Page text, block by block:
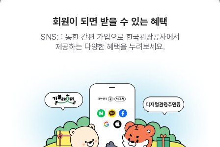
회원이 되면 받을 수 있는 혜택
SNS를 통한 간편 가입으로 한국관광공사에서
제공하는 다양한 혜택을 누려보세요.
관광정보
202-81-50707
통신판매업신고
제2009-서울중구-1234호